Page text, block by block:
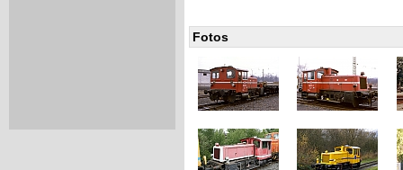
Fotos